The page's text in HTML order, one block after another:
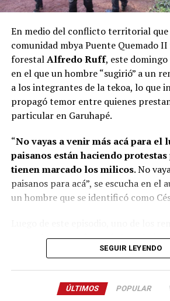
para que nosotros lleguemos es muy
trabajo mancomunado entre el
privado fue clave para restablecer
de Derechos Humanos y la Dirección
agosto, para abordar la situación
de familias el pasado 28 de julio.
A dicha mesa de trabajo serán
representantes de la Policía de
de Gobierno, del Poder Judicial, del
Fiscal, de la Municipalidad de
caciques de otras comunidades
intérprete.
En medio del conflicto territorial
comunidad mbya Puente Quemado
forestalAlfredo Ruff, este
en el que un hombre “sugirió” a un
a los integrantes de la tekoa, lo que
propagó temor entre quienes
particular en Garuhapé.
“No vayas a venir más acá para el
paisanos están haciendo
tienen marcado los milicos. No
paisanos para acá”, se escucha en el
un hombre que se identificó como
aseguró que no ofrecerá el traslado a
comunidad por temor a represalias.
y menos con la autoridad”, manifestó
zona consultado porLa Voz de
SEGUIR LEYENDO
ÚLTIMOS POPULAR